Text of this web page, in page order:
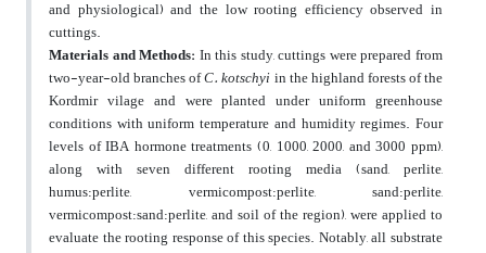
and physiological) and the low rooting efficiency observed in
cuttings.
Materials and Methods:In this study, cuttings were prepared from
two-year-old branches ofC. kotschyiin the highland forests of the
Kordmir vilage and were planted under uniform greenhouse
conditions with uniform temperature and humidity regimes. Four
levels of IBA hormone treatments (0, 1000, 2000, and 3000 ppm),
along with seven different rooting media (sand, perlite,
humus:perlite, vermicompost:perlite, sand:perlite,
vermicompost:sand:perlite, and soil of the region), were applied to
evaluate the rooting response of this species. Notably, all substrate